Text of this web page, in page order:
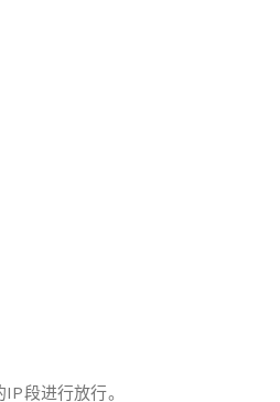
段进行放行。